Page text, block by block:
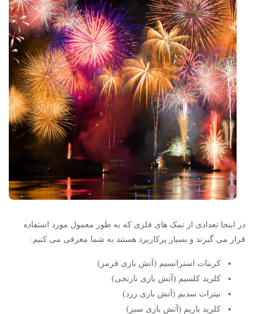
در اینجا تعدادی از نمک های فلزی که به طور معمول مورد استفاده
قرار می گیرند و بسیار پرکاربرد هستند به شما معرفی می کنیم:
کربنات استرانسیم (آتش بازی قرمز)
کلرید کلسیم (آتش بازی نارنجی)
نیترات سدیم (آتش بازی زرد)
کلرید باریم (آتش بازی سبز)